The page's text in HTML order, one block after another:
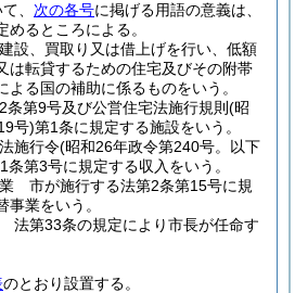
、 次の各号に掲げる用語の意義は、
めるところによる。
設、買取り又は借上げを行い、低額
は転貸するための住宅及びその附帯
よる国の補助に係るものをいう。
第9号及び公営住宅法施行規則 (昭
号)第1条に規定する施設をいう。
施行令(昭和26年政令第240号。以下
条第3号に規定する収入をいう。
市が施行する法第2条第15号に規
事業をいう。
法第33条の規定により市長が任命す
のとおり設置する。